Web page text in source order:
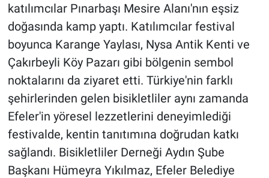
katılımcılar Pınarbaşı Mesire Alanı'nın eşsiz
doğasında kamp yaptı. Katılımcılar festival
boyunca Karange Yaylası, Nysa Antik Kenti ve
Çakırbeyli Köy Pazarı gibi bölgenin sembol
noktalarını da ziyaret etti. Türkiye'nin farklı
şehirlerinden gelen bisikletliler aynı zamanda
Efeler'in yöresel lezzetlerini deneyimlediği
festivalde, kentin tanıtımına doğrudan katkı
sağlandı. Bisikletliler Derneği Aydın Şube
Başkanı Hümeyra Yıkılmaz, Efeler Belediye